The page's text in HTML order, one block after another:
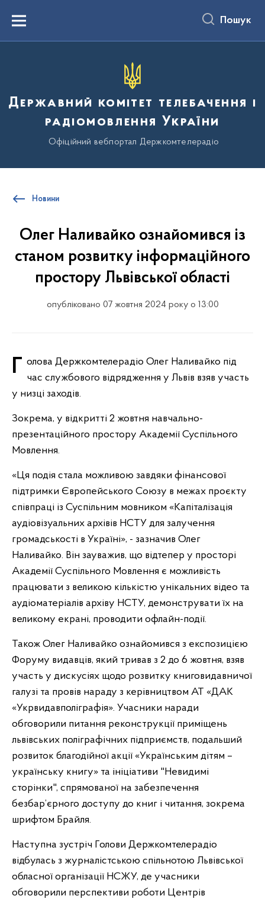
вмістуMenu Пошук
Державний комітет телебачення і
радіомовлення України
Офіційний вебпортал Держкомтелерадіо
Новини
Олег Наливайко ознайомився із
станом розвитку інформаційного
простору Львівської області
опубліковано 07 жовтня 2024 року о 13:00
Голова Держкомтелерадіо Олег Наливайко під час службового відрядження у Львів взяв участь
у низці заходів.
Зокрема, у відкритті 2 жовтня навчально-
презентаційного простору Академії Суспільного
Мовлення.
«Ця подія стала можливою завдяки фінансової
підтримки Європейського Союзу в межах проєкту
співпраці із Суспільним мовником «Капіталізація
аудіовізуальних архівів НСТУ для залучення
громадськості в Україні», - зазначив Олег
Наливайко. Він зауважив, що відтепер у просторі
Академії Суспільного Мовлення є можливість
працювати з великою кількістю унікальних відео та
аудіоматеріалів архіву НСТУ, демонструвати їх на
великому екрані, проводити офлайн-події.
Також Олег Наливайко ознайомився з експозицією
Форуму видавців, який тривав з 2 до 6 жовтня, взяв
участь у дискусіях щодо розвитку книговидавничої
галузі та провів нараду з керівництвом АТ «ДАК
«Укрвидавполіграфія». Учасники наради
обговорили питання реконструкції приміщень
львівських поліграфічних підприємств, подальший
розвиток благодійної акції «Українським дітям –
українську книгу» та ініціативи "Невидимі
сторінки", спрямованої на забезпечення
безбар’єрного доступу до книг і читання, зокрема
шрифтом Брайля.
Наступна зустріч Голови Держкомтелерадіо
відбулась з журналістською спільнотою Львівської
обласної організації НСЖУ, де учасники
обговорили перспективи роботи Центрів